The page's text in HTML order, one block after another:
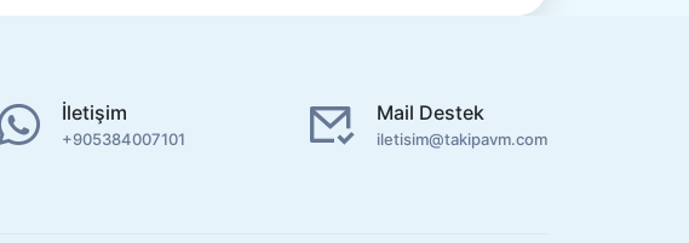
İletişim
+905384007101
Mail Destek
iletisim@takipavm.com